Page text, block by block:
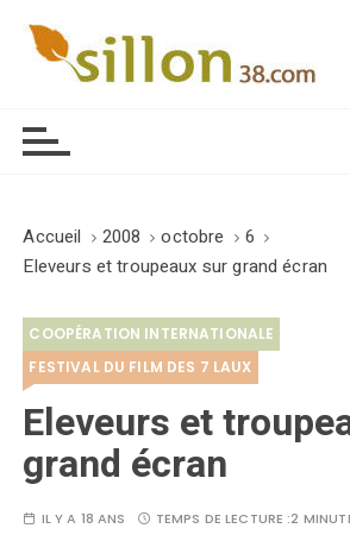
Accueil 2008 octobre
6
Eleveurs et troupeaux sur grand écran
COOPÉRATION INTERNATIONALE
FESTIVAL DU FILM DES 7 LAUX
Eleveurs et
grand écran
IL Y A 18 ANS TEMPS DE LECTURE :2